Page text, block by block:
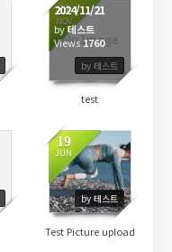
No Image
21
NOV
by 테스트
2024/11/21
by테스트
Views 1760
test
19
JUN
by 테스트
1771
Test Picture upload